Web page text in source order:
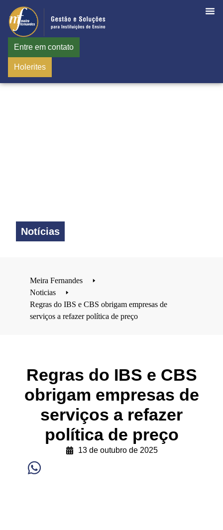
Entre em contato
Holerites
Notícias
Meira Fernandes
🢒
Noticias
🢒
Regras do IBS e CBS obrigam empresas de
serviços a refazer política de preço
Regras do IBS e CBS
obrigam empresas de
serviços a refazer
política de preço
13 de outubro de 2025